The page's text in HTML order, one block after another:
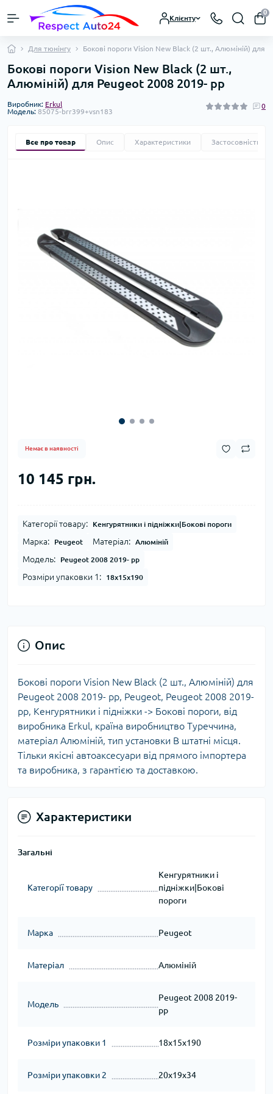
Клієнту
0
Для тюнінгу Бокові пороги Vision New Black (2 шт., Алюміній) для
Бокові пороги Vision New Black (2 шт.,
Алюміній) для Peugeot 2008 2019- рр
Виробник: Erkul
Модель: 85075-brr399+vsn183
0
Все про товар Опис Характеристики Застосовність
Немає в наявності
10 145 грн.
Категорії товару: Кенгурятники і підніжки|Бокові пороги
Марка: Peugeot Матеріал: Алюміній
Модель: Peugeot 2008 2019- рр
Розміри упаковки 1: 18x15x190
Опис
Бокові пороги Vision New Black (2 шт., Алюміній) для
Peugeot 2008 2019- рр, Peugeot, Peugeot 2008 2019-
рр, Кенгурятники і підніжки -> Бокові пороги, від
виробника Erkul, країна виробництво Туреччина,
матеріал Алюміній, тип установки В штатні місця.
Тільки якісні автоаксесуари від прямого імпортера
та виробника, з гарантією та доставкою.
Характеристики
Загальні
Категорії товару
Кенгурятники і
підніжки|Бокові
пороги
Марка Peugeot
Матеріал Алюміній
Модель
Peugeot 2008 2019-
рр
Розміри упаковки 1 18x15x190
Розміри упаковки 2 20x19x34